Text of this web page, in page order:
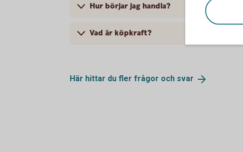
Hur börjar jag handla?
Vad är köpkraft?
Här hittar du fler frågor och svar